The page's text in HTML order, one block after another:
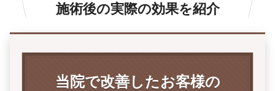
施術後の実際の効果を紹介
当院で改善したお客様の